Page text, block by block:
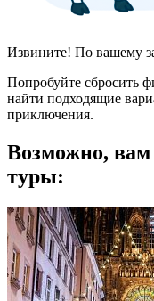
Извините! По вашему
Попробуйте сбросить
найти подходящие
приключения.
Возможно, вам
туры: